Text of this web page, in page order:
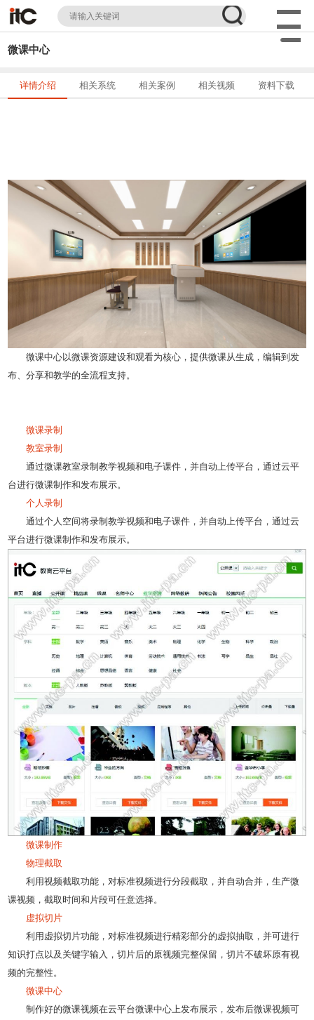
微课中心
详情介绍 相关系统 相关案例 相关视频 资料下载
微课中心以微课资源建设和观看为核心，提供微课从生成，编辑到发
布、分享和教学的全流程支持。
微课录制
教室录制
通过微课教室录制教学视频和电子课件，并自动上传平台，通过云平
台进行微课制作和发布展示。
个人录制
通过个人空间将录制教学视频和电子课件，并自动上传平台，通过云
平台进行微课制作和发布展示。
微课制作
物理截取
利用视频截取功能，对标准视频进行分段截取，并自动合并，生产微
课视频，截取时间和片段可任意选择。
虚拟切片
利用虚拟切片功能，对标准视频进行精彩部分的虚拟抽取，并可进行
知识打点以及关键字输入，切片后的原视频完整保留，切片不破坏原有视
频的完整性。
微课中心
制作好的微课视频在云平台微课中心上发布展示，发布后微课视频可